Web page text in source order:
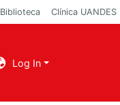
Biblioteca Clínica UANDES
Log In